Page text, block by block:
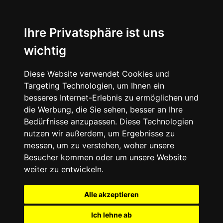
Ihre Privatsphäre ist uns
wichtig
Diese Website verwendet Cookies und
Targeting Technologien, um Ihnen ein
besseres Internet-Erlebnis zu ermöglichen und
die Werbung, die Sie sehen, besser an Ihre
Bedürfnisse anzupassen. Diese Technologien
nutzen wir außerdem, um Ergebnisse zu
messen, um zu verstehen, woher unsere
Besucher kommen oder um unsere Website
weiter zu entwickeln.
Alle akzeptieren
Ich lehne ab